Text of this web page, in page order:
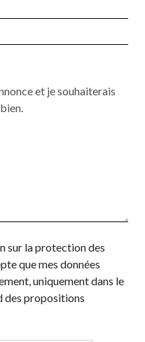
sur la protection des
que mes données
uniquement dans le
propositions